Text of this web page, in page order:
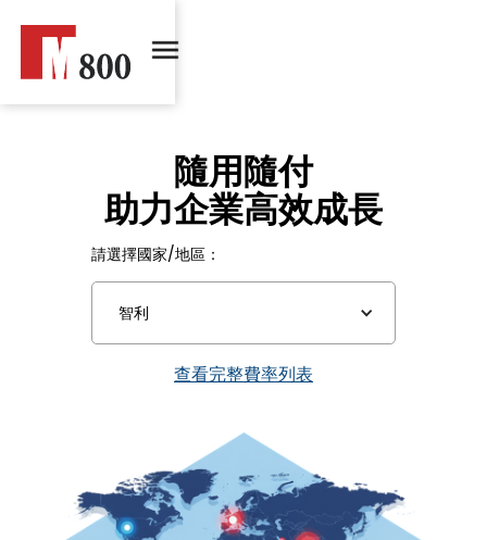
隨用隨付
助力企業高效成長
請選擇國家/地區：
智利
查看完整費率列表